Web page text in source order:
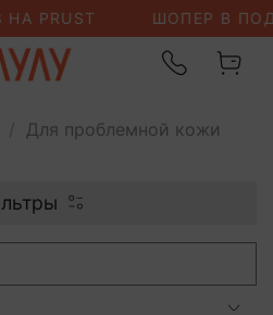
Для проблемной кожи